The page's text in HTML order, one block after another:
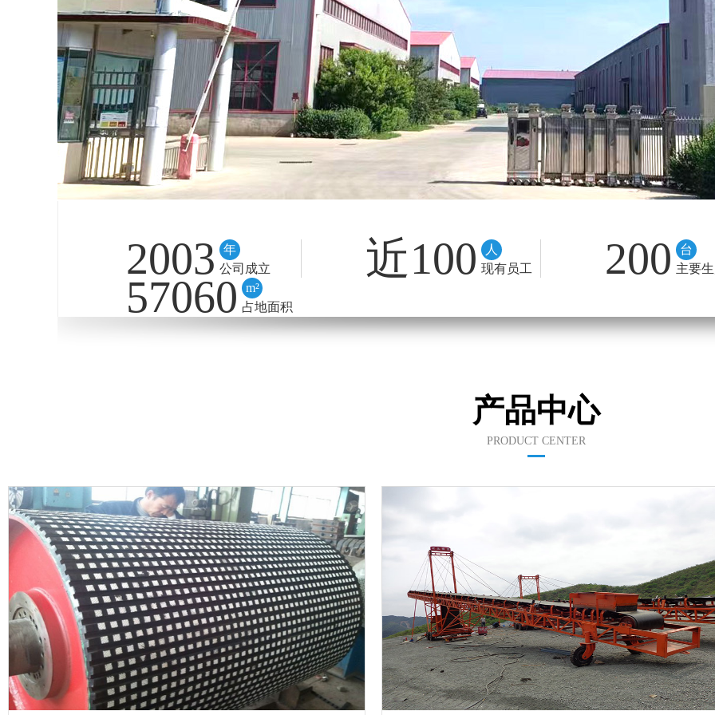
2003
年
公司成立
近100
人
现有员工
200
台
主要
57060
m²
占地面积
产品中心
PRODUCT CENTER